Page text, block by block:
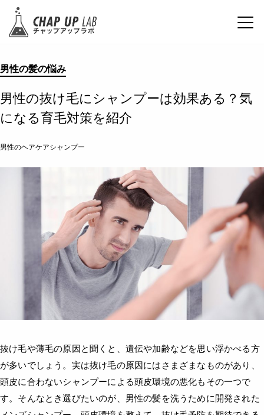
男性の髪の悩み
男性の抜け毛にシャンプーは効果ある？気
になる育毛対策を紹介
男性のヘアケアシャンプー
抜け毛や薄毛の原因と聞くと、遺伝や加齢などを思い浮かべる方
が多いでしょう。実は抜け毛の原因にはさまざまなものがあり、
頭皮に合わないシャンプーによる頭皮環境の悪化もその一つで
す。そんなとき選びたいのが、男性の髪を洗うために開発された